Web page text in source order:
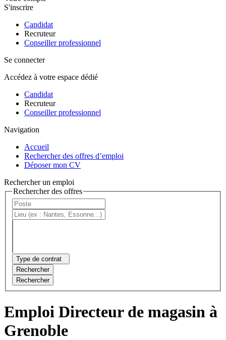
S'inscrire
Candidat
Recruteur
Conseiller professionnel
Se connecter
Accédez à votre espace dédié
Candidat
Recruteur
Conseiller professionnel
Navigation
Accueil
Rechercher des offres d’emploi
Déposer mon CV
Rechercher un emploi
Rechercher des offres
Type de contrat
Rechercher
Rechercher
Emploi Directeur de magasin à
Grenoble